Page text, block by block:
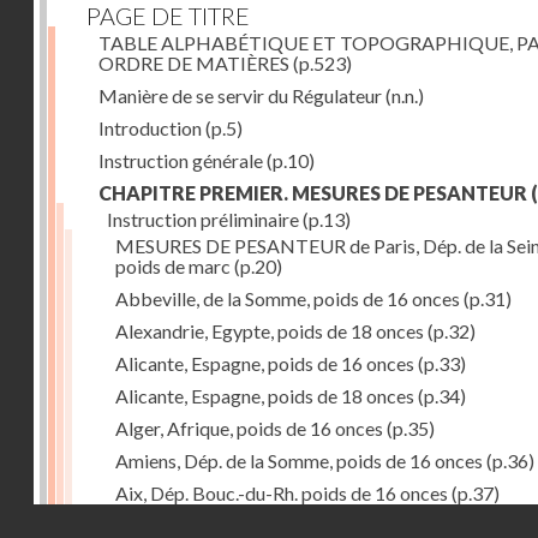
PAGE DE TITRE
TABLE ALPHABÉTIQUE ET TOPOGRAPHIQUE,
ORDRE DE MATIÈRES (p.523)
Manière de se servir du Régulateur(n.n.)
Introduction(p.5)
Instruction générale(p.10)
CHAPITRE PREMIER. MESURES DE PESANTEUR
Instruction préliminaire(p.13)
MESURES DE PESANTEUR de Paris, Dép. de la
poids de marc (p.20)
Abbeville, de la Somme, poids de 16 onces (p.31)
Alexandrie, Egypte, poids de 18 onces (p.32)
Alicante, Espagne, poids de 16 onces (p.33)
Alicante, Espagne, poids de 18 onces (p.34)
Alger, Afrique, poids de 16 onces (p.35)
Amiens, Dép. de la Somme, poids de 16 onces (p.36)
Aix, Dép. Bouc.-du-Rh. poids de 16 onces (p.37)